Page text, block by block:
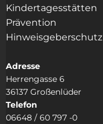
Kindertagesstätten
Prävention
Hinweisgeberschutz
Adresse
Herrengasse 6
36137 Großenlüder
Telefon
06648 / 60 797 -0